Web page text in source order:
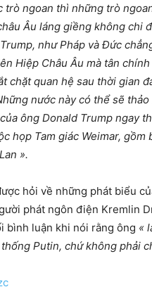
trò ngoan thì những trò
Âu láng giềng không chi
như Pháp và Đức
Hiệp Châu Âu mà tân chính
chặt quan hệ sau thời gian
nước này có thể sẽ thảo
ông Donald Trump ngay
họp Tam giác Weimar, gồm
».
hỏi về những phát biểu
phát ngôn điện Kremlin
bình luận khi nói rằng ông «
Putin, chứ không phải